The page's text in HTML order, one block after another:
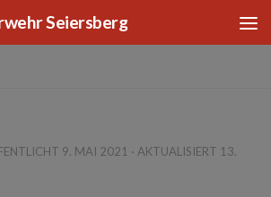
Seiersberg
9. MAI 2021 · AKTUALISIERT 13.